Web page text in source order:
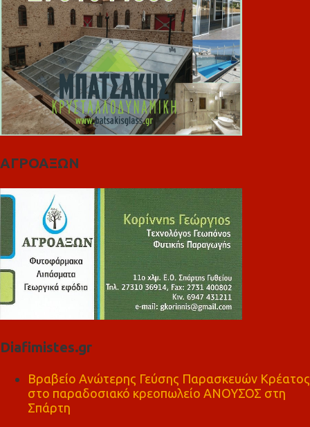
ΑΓΡΟΑΞΩΝ
Diafimistes.gr
Βραβείο Ανώτερης Γεύσης Παρασκευών Κρέατος
στο παραδοσιακό κρεοπωλείο ΑΝΟΥΣΟΣ στη
Σπάρτη